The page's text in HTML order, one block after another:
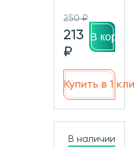
250 ₽
213
₽
В
Купить в 1
В наличии